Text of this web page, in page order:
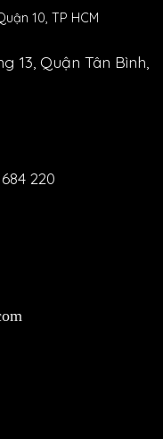
10, TP HCM
13, Quận Tân Bình,
220